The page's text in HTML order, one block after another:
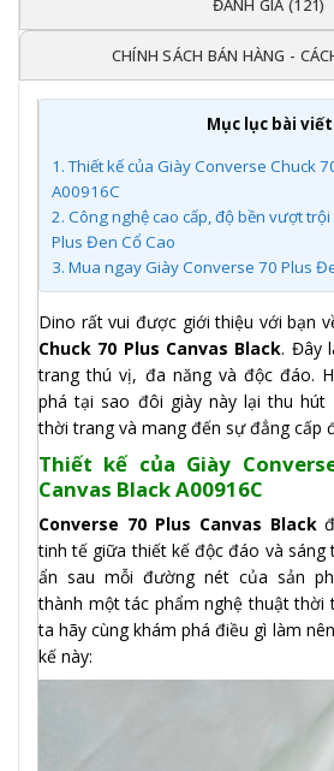
ĐÁNH GIÁ (121)
CHÍNH SÁCH BÁN HÀNG -
Mục lục bài viết
1.Thiết kế của Giày Converse Chuck
A00916C
2. Công nghệ cao cấp, độ bền vượt
Plus Đen Cổ Cao
3. Mua ngay Giày Converse 70 Plus
Dino rất vui được giới thiệu với bạn
Chuck 70 Plus Canvas Black. Đây
trang thú vị, đa năng và độc đáo.
phá tại sao đôi giày này lại thu hút
thời trang và mang đến sự đẳng cấp
Thiết kế của Giày
Canvas Black A00916C
Converse 70 Plus Canvas Black
tinh tế giữa thiết kế độc đáo và sáng
ẩn sau mỗi đường nét của sản
thành một tác phẩm nghệ thuật thời
ta hãy cùng khám phá điều gì làm
kế này: